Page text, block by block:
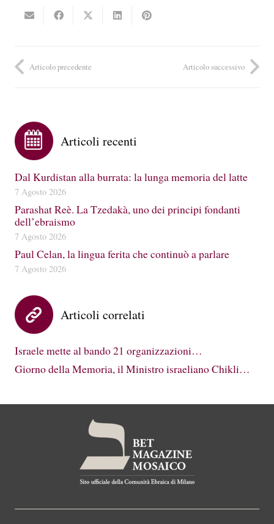
Articolo precedente Articolo successivo
Articoli recenti
Dal Kurdistan alla burrata: la lunga memoria del latte
7 Agosto 2026
Parashat Reè. La Tzedakà, uno dei principi fondanti
dell’ebraismo
7 Agosto 2026
Paul Celan, la lingua ferita che continuò a parlare
7 Agosto 2026
Articoli correlati
Israele mette al bando 21 organizzazioni…
Giorno della Memoria, il Ministro israeliano Chikli…